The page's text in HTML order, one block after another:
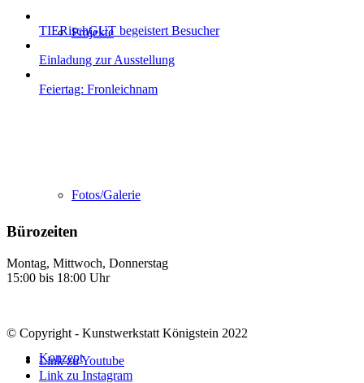
Projekte
Fotos/Galerie
Konzept
TIERischGUT begeistert Besucher
Einladung zur Ausstellung
Feiertag: Fronleichnam
Bürozeiten
Montag, Mittwoch, Donnerstag
15:00 bis 18:00 Uhr
© Copyright - Kunstwerkstatt Königstein 2022
Link zu Youtube
Link zu Instagram